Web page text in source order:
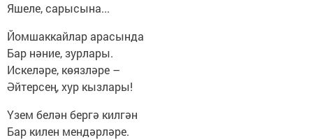
Яшеле, сарысына...
Йомшаккайлар арасында
Бар нәние, зурлары.
Искеләре, көязләре –
Әйтерсең, хур кызлары!
Үзем белән бергә килгән
Бар килен мендәрләре.